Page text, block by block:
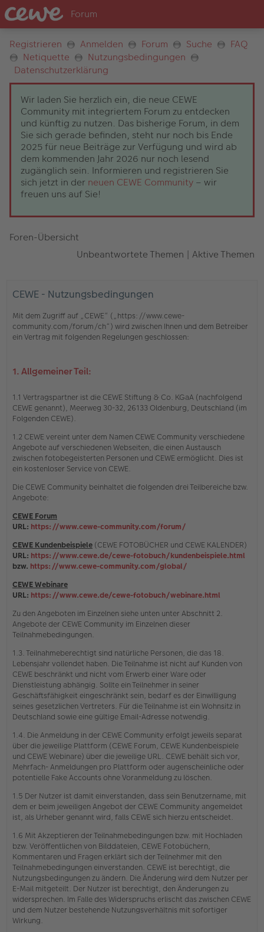
Registrieren Anmelden Forum Suche
FAQ
Netiquette
Nutzungsbedingungen
Datenschutzerklärung
Wir laden Sie herzlich ein, die neue CEWE
Community mit integriertem Forum zu entdecken
und künftig zu nutzen. Das bisherige Forum, in dem
Sie sich gerade befinden, steht nur noch bis Ende
2025 für neue Beiträge zur Verfügung und wird ab
dem kommenden Jahr 2026 nur noch lesend
zugänglich sein. Informieren und registrieren Sie
sich jetzt in der neuen CEWE Community – wir
freuen uns auf Sie!
Foren-Übersicht
Unbeantwortete Themen | Aktive Themen
CEWE - Nutzungsbedingungen
Mit dem Zugriff auf „CEWE“ („https://www.cewe-
community.com/forum/ch“) wird zwischen Ihnen und dem Betreiber
ein Vertrag mit folgenden Regelungen geschlossen:
1. Allgemeiner Teil:
1.1 Vertragspartner ist die CEWE Stiftung & Co. KGaA (nachfolgend
CEWE genannt), Meerweg 30-32, 26133 Oldenburg, Deutschland (im
Folgenden CEWE).
1.2 CEWE vereint unter dem Namen CEWE Community verschiedene
Angebote auf verschiedenen Webseiten, die einen Austausch
zwischen fotobegeisterten Personen und CEWE ermöglicht. Dies ist
ein kostenloser Service von CEWE.
Die CEWE Community beinhaltet die folgenden drei Teilbereiche bzw.
Angebote:
CEWE Forum
URL: https://www.cewe-community.com/forum/
CEWE Kundenbeispiele (CEWE FOTOBÜCHER und CEWE KALENDER)
URL: https://www.cewe.de/cewe-fotobuch/kundenbeispiele.html
bzw. https://www.cewe-community.com/global/
CEWE Webinare
URL: https://www.cewe.de/cewe-fotobuch/webinare.html
Zu den Angeboten im Einzelnen siehe unten unter Abschnitt 2.
Angebote der CEWE Community im Einzelnen dieser
Teilnahmebedingungen.
1.3. Teilnahmeberechtigt sind natürliche Personen, die das 18.
Lebensjahr vollendet haben. Die Teilnahme ist nicht auf Kunden von
CEWE beschränkt und nicht vom Erwerb einer Ware oder
Dienstleistung abhängig. Sollte ein Teilnehmer in seiner
Geschäftsfähigkeit eingeschränkt sein, bedarf es der Einwilligung
seines gesetzlichen Vertreters. Für die Teilnahme ist ein Wohnsitz in
Deutschland sowie eine gültige Email-Adresse notwendig.
1.4. Die Anmeldung in der CEWE Community erfolgt jeweils separat
über die jeweilige Plattform (CEWE Forum, CEWE Kundenbeispiele
und CEWE Webinare) über die jeweilige URL. CEWE behält sich vor,
Mehrfach- Anmeldungen pro Plattform oder augenscheinliche oder
potentielle Fake Accounts ohne Voranmeldung zu löschen.
1.5 Der Nutzer ist damit einverstanden, dass sein Benutzername, mit
dem er beim jeweiligen Angebot der CEWE Community angemeldet
ist, als Urheber genannt wird, falls CEWE sich hierzu entscheidet.
1.6 Mit Akzeptieren der Teilnahmebedingungen bzw. mit Hochladen
bzw. Veröffentlichen von Bilddateien, CEWE Fotobüchern,
Kommentaren und Fragen erklärt sich der Teilnehmer mit den
Teilnahmebedingungen einverstanden. CEWE ist berechtigt, die
Nutzungsbedingungen zu ändern. Die Änderung wird dem Nutzer per
E-Mail mitgeteilt. Der Nutzer ist berechtigt, den Änderungen zu
widersprechen. Im Falle des Widerspruchs erlischt das zwischen CEWE
und dem Nutzer bestehende Nutzungsverhältnis mit sofortiger
Wirkung.